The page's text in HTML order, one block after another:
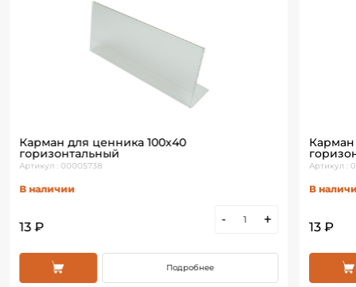
Карман для ценника 100х40
горизонтальный
Артикул : 00005738
В наличии
13 ₽
- +
Подробнее
Артикул :
В
13 ₽